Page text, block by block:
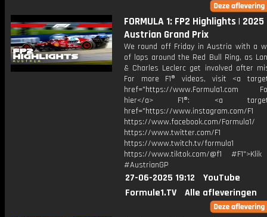
FORMULA 1: FP2 Highlights | 2025
Austrian Grand Prix
We round off Friday in Austria with a
of laps around the Red Bull Ring, as
& Charles Leclerc get involved after
For more F1® videos, visit <a
href="https://www.Formula1.com
hier</a> F1®: <a
href="https://www.instagram.com/F1
https://www.facebook.com/Formula1/
https://www.twitter.com/F1
https://www.twitch.tv/formula1
https://www.tiktok.com/@f1
#AustrianGP
27-06-2025 19:12
YouTube
Formule1.TV
Alle afleveringen